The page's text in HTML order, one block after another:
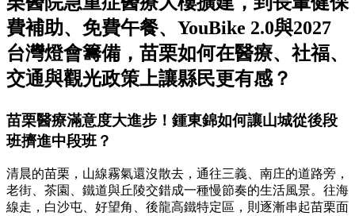
費補助、免費午餐、YouBike 2.0與2027
台灣燈會籌備，苗栗如何在醫療、社福、
交通與觀光政策上讓縣民更有感？
苗栗醫療滿意度大進步！鍾東錦如何讓山城從後段
班擠進中段班？
清晨的苗栗，山線霧氣還沒散去，通往三義、南庄的道路旁，
老街、茶園、鐵道與丘陵交錯成一種慢節奏的生活風景。往海
線走，白沙屯、好望角、後龍高鐵特定區，則逐漸串起苗栗面